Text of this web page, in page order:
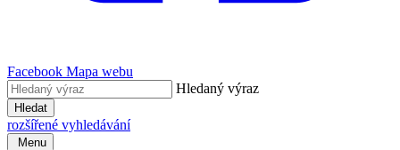
Facebook Mapa webu
Hledaný výraz
Hledat
rozšířené vyhledávání
Menu